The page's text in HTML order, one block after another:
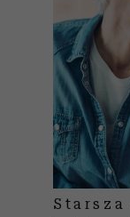
Starsza